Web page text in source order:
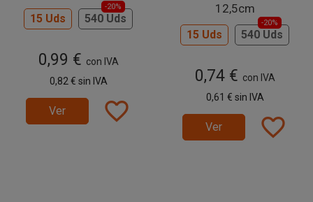
15 Uds 540 Uds
-20%
0,99 € con IVA
0,82 € sin IVA
Ver favorite_border
12,5cm
15 Uds 540 Uds
-20%
0,74 € con IVA
0,61 € sin IVA
Ver favorite_border